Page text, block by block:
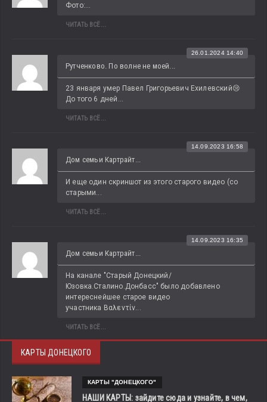
Фото:...
ЧИТАТЬ ВСЁ...
Рутченково. По волне не моей...
26.01.2024 14:40
23 января умер Павел Григорьевич Ехилевский😢
До того 6 дней...
ЧИТАТЬ ВСЁ...
Дом семьи Картрайт...
14.09.2023 16:58
И еще один скриншот из этого старого видео (со
старыми...
ЧИТАТЬ ВСЁ...
Дом семьи Картрайт...
14.09.2023 16:35
На канале "Старый Донецкий/
Юзовка.Сталино.Донбасс" было добавлено
интереснейшее старое видео
участника Βαλεντίν...
ЧИТАТЬ ВСЁ...
КАРТЫ ДОНЕЦКОГО
КАРТЫ "ДОНЕЦКОГО"
НАШИ КАРТЫ: зайдите сюда и узнайте, в чем,